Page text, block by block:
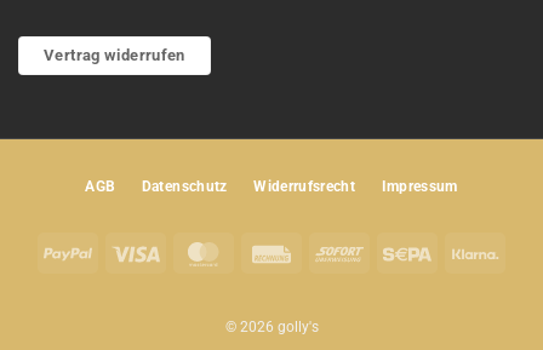
Vertrag widerrufen
AGB Datenschutz Widerrufsrecht Impressum
PayPal Visa MasterCardRechungSofort Sepa
© 2026 golly's